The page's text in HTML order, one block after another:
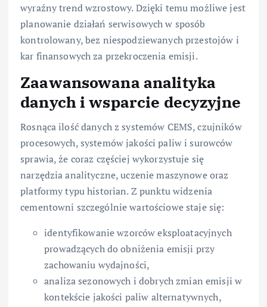
wyraźny trend wzrostowy. Dzięki temu możliwe jest
planowanie działań serwisowych w sposób
kontrolowany, bez niespodziewanych przestojów i
kar finansowych za przekroczenia emisji.
Zaawansowana analityka
danych i wsparcie decyzyjne
Rosnąca ilość danych z systemów CEMS, czujników
procesowych, systemów jakości paliw i surowców
sprawia, że coraz częściej wykorzystuje się
narzędzia analityczne, uczenie maszynowe oraz
platformy typu historian. Z punktu widzenia
cementowni szczególnie wartościowe staje się:
identyfikowanie wzorców eksploatacyjnych
prowadzących do obniżenia emisji przy
zachowaniu wydajności,
analiza sezonowych i dobrych zmian emisji w
kontekście jakości paliw alternatywnych,